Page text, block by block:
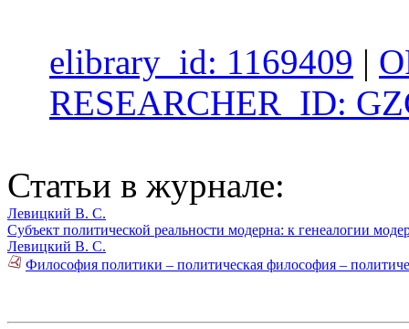
elibrary_id: 1169409 |
RESEARCHER_ID:
Статьи в журнале:
Левицкий В. С.
Субъект политической реальности модерна: к генеалогии
Левицкий В. С.
Философия политики – политическая философия –